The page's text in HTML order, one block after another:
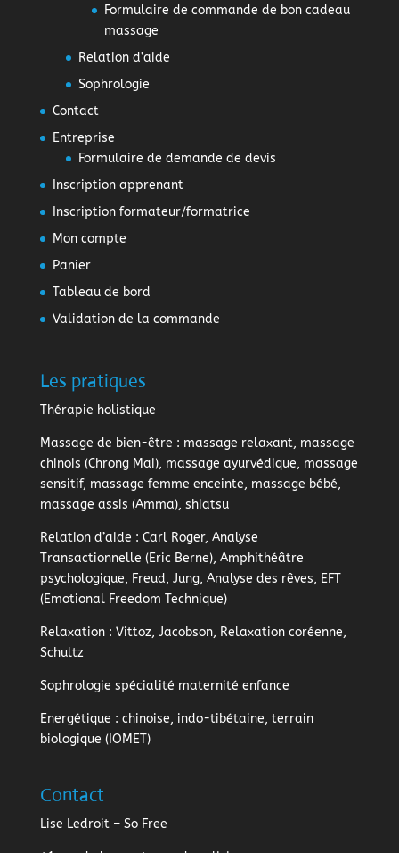
Formulaire de commande de bon cadeau
massage
Relation d’aide
Sophrologie
Contact
Entreprise
Formulaire de demande de devis
Inscription apprenant
Inscription formateur/formatrice
Mon compte
Panier
Tableau de bord
Validation de la commande
Les pratiques
Thérapie holistique
Massage de bien-être : massage relaxant, massage
chinois (Chrong Mai), massage ayurvédique, massage
sensitif, massage femme enceinte, massage bébé,
massage assis (Amma), shiatsu
Relation d’aide : Carl Roger, Analyse
Transactionnelle (Eric Berne), Amphithéâtre
psychologique, Freud, Jung, Analyse des rêves, EFT
(Emotional Freedom Technique)
Relaxation: Vittoz, Jacobson, Relaxation coréenne,
Schultz
Sophrologie spécialité maternité enfance
Energétique : chinoise, indo-tibétaine, terrain
biologique (IOMET)
Contact
Lise Ledroit – So Free